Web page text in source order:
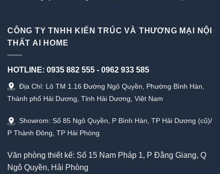
CÔNG TY TNHH KIẾN TRÚC VÀ THƯƠNG MẠI NỘI
THẤT AI HOME
HOTLINE: 0935 882 555 - 0962 933 585
Địa Chỉ: Lô TM 1.16 Đường Ngô Quyền, Phường Bình Hàn,
Thành phố Hải Dương, Tỉnh Hải Dương, Việt Nam
Showrom: Số 85 Ngô Quyền, P Bình Hàn, TP Hải Dương (cũ)/
P Thành Đông, TP Hải Phòng
Văn phòng thiết kế: Số 15 Nam Pháp 1, P Đằng Giang, Q
Ngô Quyền, Hải Phòng